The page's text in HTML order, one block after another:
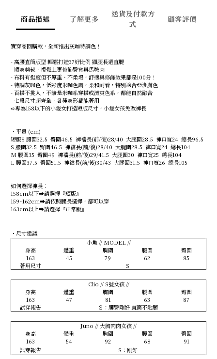
商品描述 了解更多
送貨及付款方
式
顧客評價
實穿高回購款，全新推出灰咖特調色！
- 高腰直筒版型 輕鬆打造37好比例 顯腿長還直腿
- 順身剪裁，視覺上更修飾臀寬與馬鞍肉
- 布料有挺度但不厚重、不柔塌，舒適與修飾效果都是100分！
- 特調灰咖色，低彩度米咖色調，柔和耐看，特別適合亞洲膚色
- 百搭不挑人，不論是米咖系穿搭或清爽色系，都能自然融合
- 七段尺寸超齊全，各種身形都能著用
➪專為158以下的小隻女打造短版尺寸，小隻女孩免改褲長
・平量 (cm)
短版S 腰圍32.5 臀圍46.5 褲襠長(前/後)28/40 大腿圍28.5 褲口寬24 總長96.5
S 腰圍32.5 臀圍46.5 褲襠長(前/後)28/40 大腿圍28.5 褲口寬24 總長104
M 腰圍35 臀圍49 褲襠長(前/後)29/41.5 大腿圍30 褲口寬25 總長104
L 腰圍37.5 臀圍51.5 褲襠長(前/後)30/43 大腿圍31.5 褲口寬26 總長105
如何選擇褲長：
158cm以下➡️請選擇『短版』
159~162cm➡️請依照腿長選擇，都可以穿
163cm以上➡️請選擇『正常版』
・尺寸建議
小魚 // MODEL //
身高
體重 胸圍 腰圍
臀圍
163
45 79 62
85
著用尺寸
S
Clio // S號女孩 //
身高
體重 胸圍 腰圍
臀圍
163
47 81 63
87
試穿報告
Ｓ：腰臀剛好 直筒不貼腿
Juno // 大胸肉肉女孩 //
身高
體重 胸圍 腰圍
臀圍
163
54 92 68
91
試穿報告
S：剛好